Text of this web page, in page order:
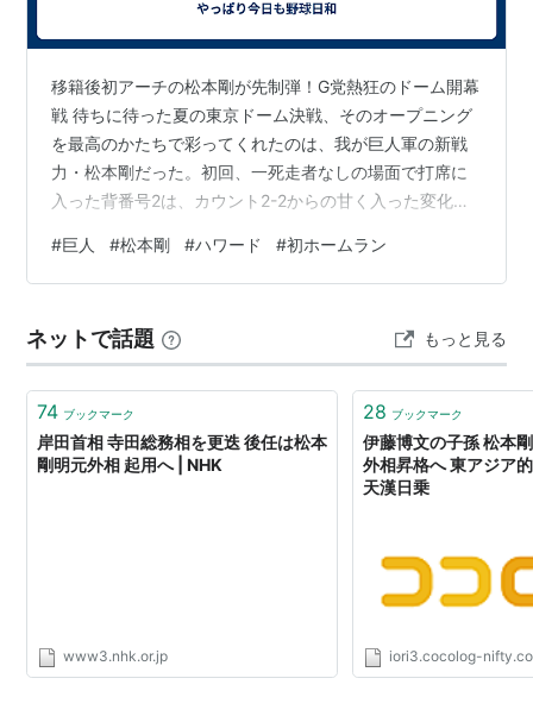
作者:ファンキー末吉,松本剛
出版社/メーカー:講談社
メディア:コミック
クリック: 4回
この商品を含むブログ (3件) を見る
甘い水 (上)
作者:松本剛
発売日:2003/01
購入
この商品を含むブログ (12件) を見る
甘い水 (下)
作者:松本剛
この商品を含むブログ (14件) を見る
いずれも絶版により入手困難となっていたが、2007年2
月に「甘い水」上下巻が講談社BOXより復刊されたのを
移籍後初アーチの松本剛が先制弾！G党熱狂のドーム開幕
戦 待ちに待った夏の東京ドーム決戦、そのオープニング
を最高のかたちで彩ってくれたのは、我が巨人軍の新戦
力・松本剛だった。初回、一死走者なしの場面で打席に
入った背番号2は、カウント2-2からの甘く入った変化球
のレフトスタンドへと突き刺さる移籍後第1号の先制ホー
ムラン！この一発でドーム全体のボルテージは一気に最
た。移籍してきてすぐにチームの勝利に直結する仕事を
やってのける姿に、鳥肌が立つほどの感動を覚えたファ
ンも多いはずだ。さらに打線はこれで勢いに…
#巨人 #松本剛 #ハワード #初ホームラン
ネットで話題 もっと見る
74 ブックマーク
岸田首相 寺田総務相を更迭 後任は松本
剛明元外相 起用へ | NHK
www3.nhk.or.jp
28 ブックマーク
伊藤博文の子孫 松本
外相昇格へ 東アジア
天漢日乗
iori3.cocolog-